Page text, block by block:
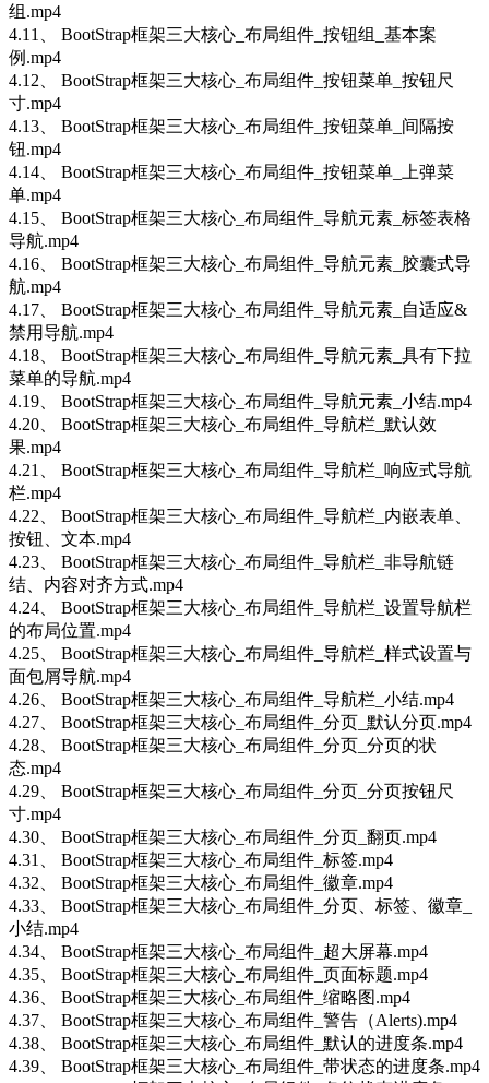
组.mp4
4.11、 BootStrap框架三大核心_布局组件_按钮组_基本案
例.mp4
4.12、 BootStrap框架三大核心_布局组件_按钮菜单_按钮尺
寸.mp4
4.13、 BootStrap框架三大核心_布局组件_按钮菜单_间隔按
钮.mp4
4.14、 BootStrap框架三大核心_布局组件_按钮菜单_上弹菜
单.mp4
4.15、 BootStrap框架三大核心_布局组件_导航元素_标签表格
导航.mp4
4.16、 BootStrap框架三大核心_布局组件_导航元素_胶囊式导
航.mp4
4.17、 BootStrap框架三大核心_布局组件_导航元素_自适应&
禁用导航.mp4
4.18、 BootStrap框架三大核心_布局组件_导航元素_具有下拉
菜单的导航.mp4
4.19、 BootStrap框架三大核心_布局组件_导航元素_小结.mp4
4.20、 BootStrap框架三大核心_布局组件_导航栏_默认效
果.mp4
4.21、 BootStrap框架三大核心_布局组件_导航栏_响应式导航
栏.mp4
4.22、 BootStrap框架三大核心_布局组件_导航栏_内嵌表单、
按钮、文本.mp4
4.23、 BootStrap框架三大核心_布局组件_导航栏_非导航链
结、内容对齐方式.mp4
4.24、 BootStrap框架三大核心_布局组件_导航栏_设置导航栏
的布局位置.mp4
4.25、 BootStrap框架三大核心_布局组件_导航栏_样式设置与
面包屑导航.mp4
4.26、 BootStrap框架三大核心_布局组件_导航栏_小结.mp4
4.27、 BootStrap框架三大核心_布局组件_分页_默认分页.mp4
4.28、 BootStrap框架三大核心_布局组件_分页_分页的状
态.mp4
4.29、 BootStrap框架三大核心_布局组件_分页_分页按钮尺
寸.mp4
4.30、 BootStrap框架三大核心_布局组件_分页_翻页.mp4
4.31、 BootStrap框架三大核心_布局组件_标签.mp4
4.32、 BootStrap框架三大核心_布局组件_徽章.mp4
4.33、 BootStrap框架三大核心_布局组件_分页、标签、徽章_
小结.mp4
4.34、 BootStrap框架三大核心_布局组件_超大屏幕.mp4
4.35、 BootStrap框架三大核心_布局组件_页面标题.mp4
4.36、 BootStrap框架三大核心_布局组件_缩略图.mp4
4.37、 BootStrap框架三大核心_布局组件_警告（Alerts).mp4
4.38、 BootStrap框架三大核心_布局组件_默认的进度条.mp4
4.39、 BootStrap框架三大核心_布局组件_带状态的进度条.mp4